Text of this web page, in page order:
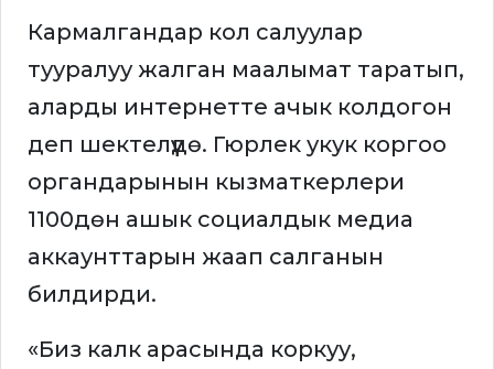
Кармалгандар кол салуулар
тууралуу жалган маалымат таратып,
аларды интернетте ачык колдогон
деп шектелүүдө. Гюрлек укук коргоо
органдарынын кызматкерлери
1100дөн ашык социалдык медиа
аккаунттарын жаап салганын
билдирди.
«Биз калк арасында коркуу,